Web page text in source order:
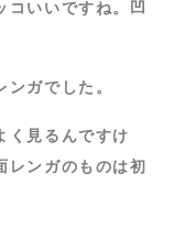
コいいですね。凹
ガでした。
く見るんですけ
レンガのものは初